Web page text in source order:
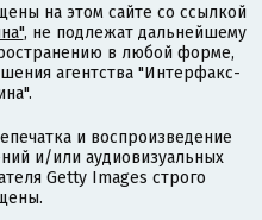
на этом сайте со ссылкой
, не подлежат дальнейшему
в любой форме,
агентства "Интерфакс-
и воспроизведение
и/или аудиовизуальных
Getty Images строго